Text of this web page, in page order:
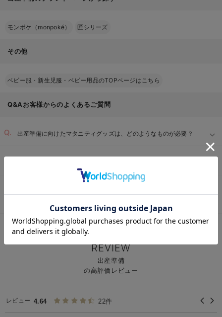
モンポケ（monpoké） 匠シリーズ
その他
ベビー服・新生児服・ベビー用品のTOPページはこちら
Q&Aお客様からのよくあるご質問
出産準備に向けたマタニティグッズは、どのようなものが必要？
お気に入り商品を確認する
ベビー用品TOP ＞ ベビー全商品 新生児服
REVIEW
出産準備
の高評価レビュー
レビュー 4.64 22件